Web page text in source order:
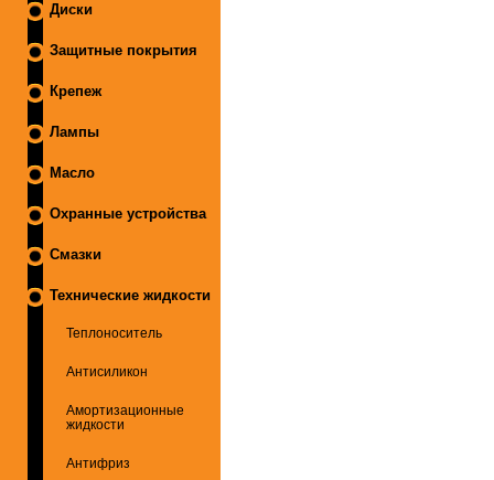
Диски
Защитные покрытия
Крепеж
Лампы
Масло
Охранные устройства
Смазки
Технические жидкости
Теплоноситель
Антисиликон
Амортизационные
жидкости
Антифриз